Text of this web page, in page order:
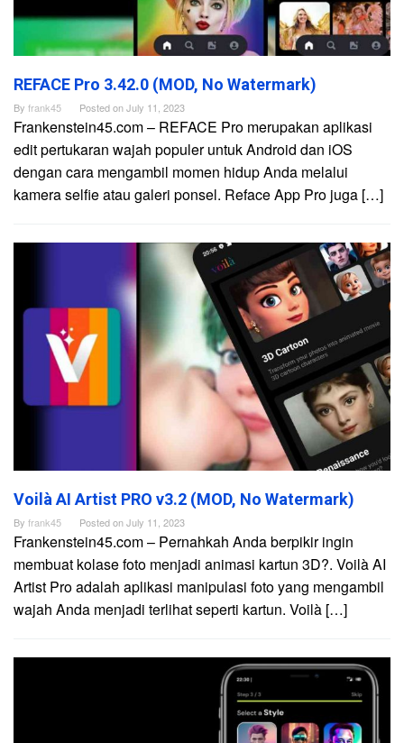
REFACE Pro 3.42.0 (MOD, No Watermark)
By frank45 Posted onJuly 11, 2023
Frankenstein45.com – REFACE Pro merupakan aplikasi
edit pertukaran wajah populer untuk Android dan iOS
dengan cara mengambil momen hidup Anda melalui
kamera selfie atau galeri ponsel. Reface App Pro juga […]
Voilà AI Artist PRO v3.2 (MOD, No Watermark)
By frank45 Posted onJuly 11, 2023
Frankenstein45.com – Pernahkah Anda berpikir ingin
membuat kolase foto menjadi animasi kartun 3D?. Voilà AI
Artist Pro adalah aplikasi manipulasi foto yang mengambil
wajah Anda menjadi terlihat seperti kartun. Voilà […]